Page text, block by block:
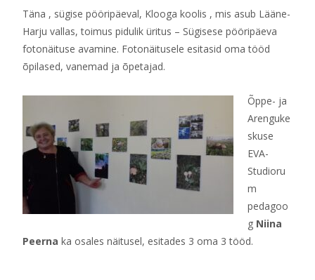
Täna , sügise pööripäeval, Klooga koolis , mis asub Lääne-
Harju vallas, toimus pidulik üritus – Sügisese pööripäeva
fotonäituse avamine. Fotonäitusele esitasid oma tööd
õpilased, vanemad ja õpetajad.
Õppe- ja
Arenguke
skuse
EVA-
Studioru
m
pedagoo
g Niina
Peerna ka osales näitusel, esitades 3 oma 3 tööd.